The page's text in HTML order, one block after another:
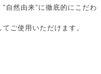
自然由来”に徹底的にこだわ
ご使用いただけます。